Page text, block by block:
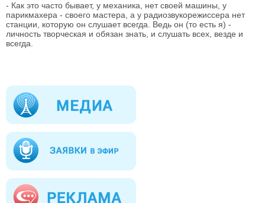
- Как это часто бывает, у механика, нет своей машины, у
парикмахера - своего мастера, а у радиозвукорежиссера нет
станции, которую он слушает всегда. Ведь он (то есть я) -
личность творческая и обязан знать, и слушать всех, везде и
всегда.